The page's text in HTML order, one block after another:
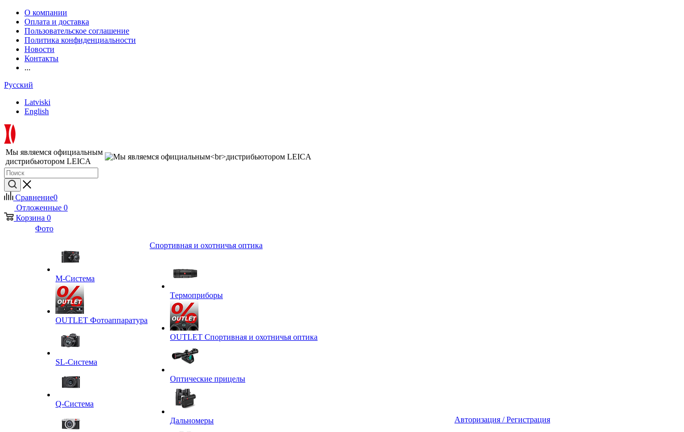
О компании
Оплата и доставка
Пользовательское соглашение
Политика конфиденциальности
Новости
Контакты
...
Русский
Latviski
English
Мы являемся официальным
дистрибьютором LEICA
Сравнение0
Отложенные 0
Корзина 0
Фото
M-Система
OUTLET Фотоаппаратура
SL-Система
Q-Cистема
Спортивная и охотничья оптика
Tермоприборы
OUTLET Спортивная и охотничья оптика
Оптические прицелы
Дальномеры
Авторизация / Регистрация